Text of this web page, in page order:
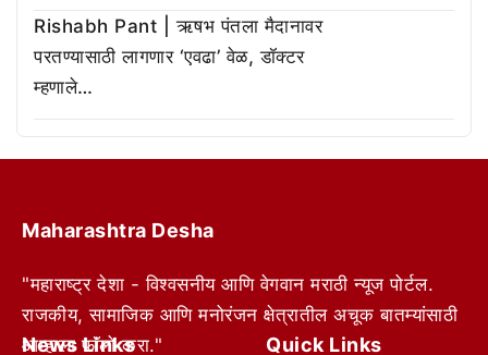
Rishabh Pant | ऋषभ पंतला मैदानावर
परतण्यासाठी लागणार ‘एवढा’ वेळ, डॉक्टर
म्हणाले…
Maharashtra Desha
"महाराष्ट्र देशा - विश्वसनीय आणि वेगवान मराठी न्यूज पोर्टल.
राजकीय, सामाजिक आणि मनोरंजन क्षेत्रातील अचूक बातम्यांसाठी
आम्हाला फॉलो करा."
News Links Quick Links